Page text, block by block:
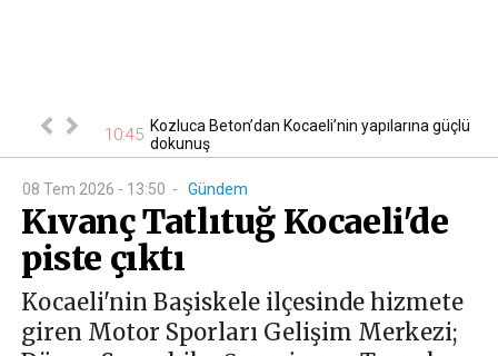
10:45 Kozluca Beton’dan Kocaeli’nin yapılarına güçlü
dokunuş
08 Tem 2026 - 13:50 - Gündem
Kıvanç Tatlıtuğ Kocaeli'de
piste çıktı
Kocaeli'nin Başiskele ilçesinde hizmete
giren Motor Sporları Gelişim Merkezi;